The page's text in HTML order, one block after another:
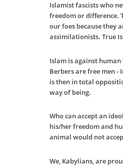
Islamist fascists who
freedom or difference.
our foes because they
assimilationists. True
Islam is against
Berbers are free men -
is then in total
way of being.
Who can accept an
his/her freedom and
animal would not
We, Kabylians, are